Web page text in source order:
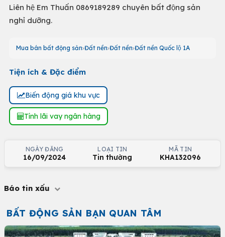
Liên hệ Em Thuấn 0869189289 chuyên bất động sản
nghỉ dưỡng.
Mua bán bất động sản Đất nền Đất nền Đất nền Quốc lộ 1A
Tiện ích & Đặc điểm
Biến động giá khu vực
Tính lãi vay ngân hàng
NGÀY ĐĂNG
16/09/2024
LOẠI TIN
Tin thường
MÃ TIN
KHA132096
Báo tin xấu
BẤT ĐỘNG SẢN BẠN QUAN TÂM